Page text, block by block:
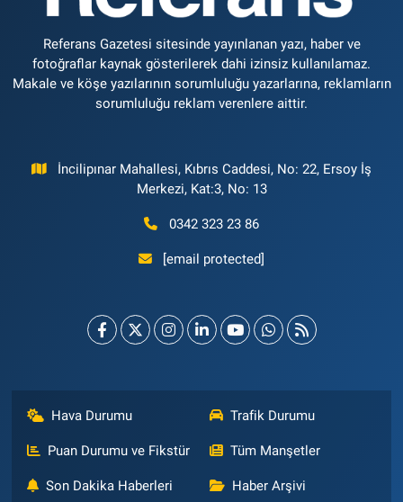
Referans Gazetesi sitesinde yayınlanan yazı, haber ve
fotoğraflar kaynak gösterilerek dahi izinsiz kullanılamaz.
Makale ve köşe yazılarının sorumluluğu yazarlarına, reklamların
sorumluluğu reklam verenlere aittir.
İncilipınar Mahallesi, Kıbrıs Caddesi, No: 22, Ersoy İş
Merkezi, Kat:3, No: 13
0342 323 23 86
[email protected]
Hava Durumu Trafik Durumu
Puan Durumu ve Fikstür Tüm Manşetler
Son Dakika Haberleri Haber Arşivi